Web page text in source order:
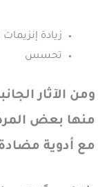
زيادة إنزيمات
تحسس
ومن الآثار
منها بعض
مع أدوية